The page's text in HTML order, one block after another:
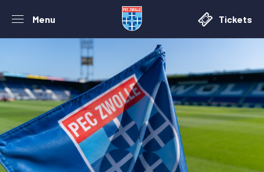
Menu Tickets